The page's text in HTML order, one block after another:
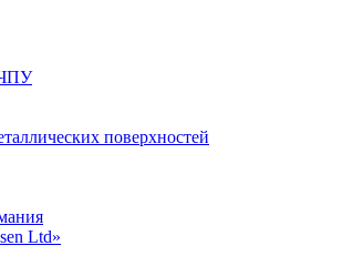
ЧПУ
поверхностей
Ltd»